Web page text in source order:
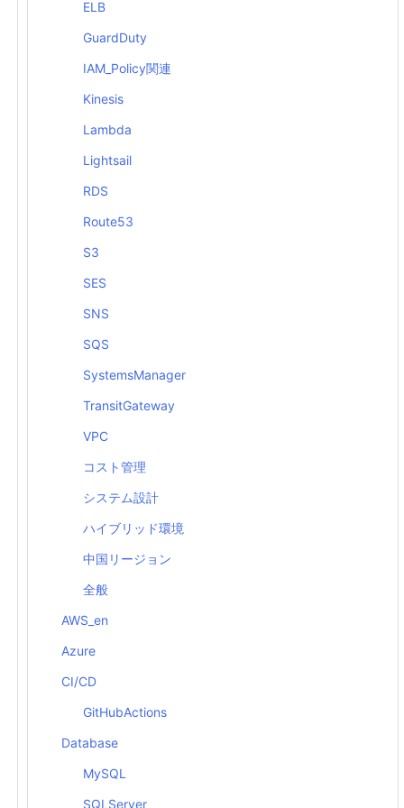
ELB
GuardDuty
IAM_Policy関連
Kinesis
Lambda
Lightsail
RDS
Route53
S3
SES
SNS
SQS
SystemsManager
TransitGateway
VPC
コスト管理
システム設計
ハイブリッド環境
中国リージョン
全般
AWS_en
Azure
CI/CD
GitHubActions
Database
MySQL
SQLServer